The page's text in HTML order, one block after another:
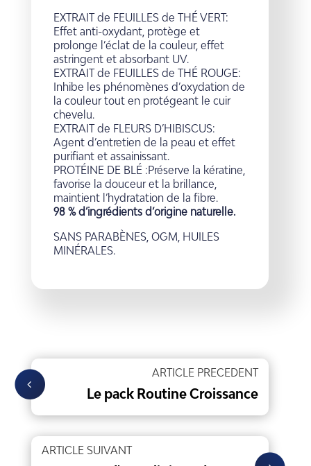
EXTRAIT de FEUILLES de THÉ VERT:
Effet anti-oxydant, protège et
prolonge l’éclat de la couleur, effet
astringent et absorbant UV.
EXTRAIT de FEUILLES de THÉ ROUGE:
Inhibe les phénomènes d’oxydation de
la couleur tout en protégeant le cuir
chevelu.
EXTRAIT de FLEURS D’HIBISCUS:
Agent d’entretien de la peau et effet
purifiant et assainissant.
PROTÉINE DE BLÉ :Préserve la kératine,
favorise la douceur et la brillance,
maintient l’hydratation de la fibre.
98 % d’ingrédients d’origine naturelle.
SANS PARABÈNES, OGM, HUILES
MINÉRALES.
ARTICLE PRECEDENT
Le pack Routine Croissance
ARTICLE SUIVANT